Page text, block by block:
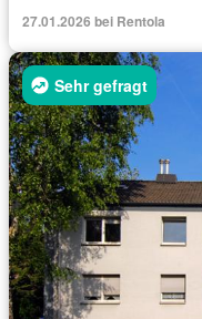
27.01.2026 bei Rentola
Sehr gefragt